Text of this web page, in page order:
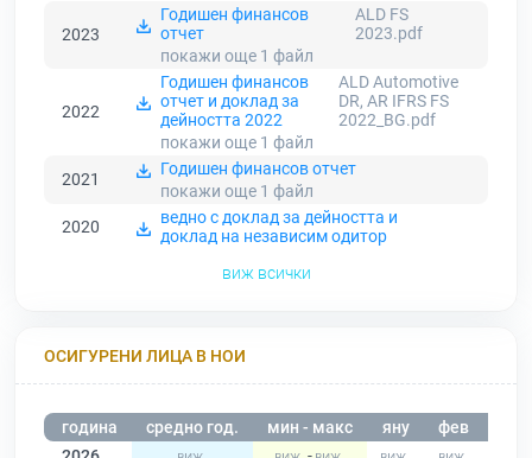
2023
Годишен финансов
отчет
ALD FS
2023.pdf
покажи още 1 файл
2022
Годишен финансов
отчет и доклад за
дейността 2022
ALD Automotive
DR, AR IFRS FS
2022_BG.pdf
покажи още 1 файл
2021
Годишен финансов отчет
покажи още 1 файл
2020
ведно с доклад за дейността и
доклад на независим одитор
виж всички
ОСИГУРЕНИ ЛИЦА В НОИ
година средно год. мин - макс яну фев